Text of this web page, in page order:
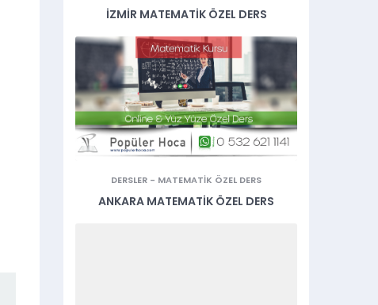
İZMIR MATEMATIK ÖZEL DERS
DERSLER - MATEMATIK ÖZEL DERS
ANKARA MATEMATIK ÖZEL DERS